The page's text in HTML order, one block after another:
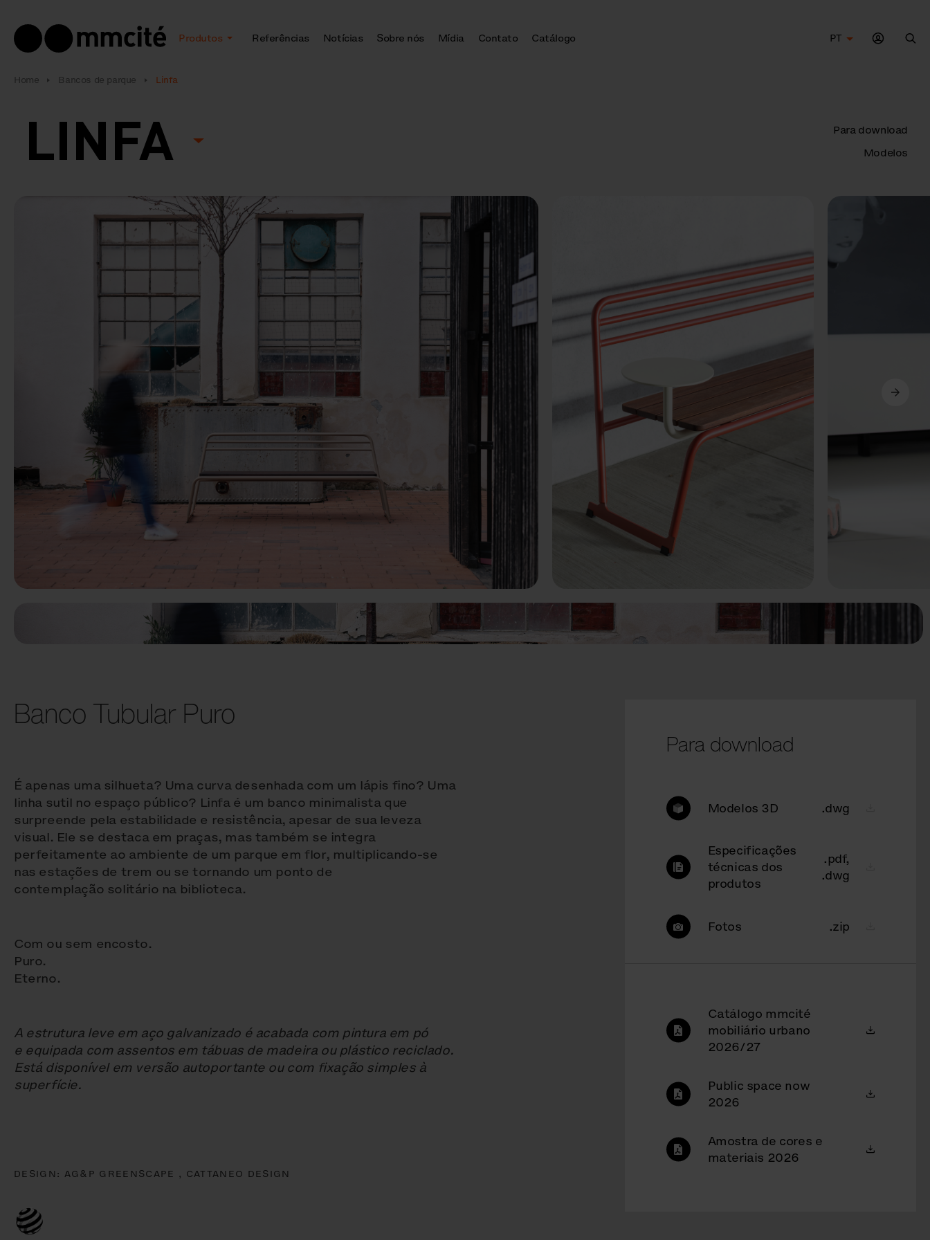
Produtos Referências Notícias Sobre nós Mídia Contato Catálogo
PT
Home Bancos de parque Linfa
LINFA
Para download
Modelos
Anterior Seguinte
Banco Tubular Puro
É apenas uma silhueta? Uma curva desenhada com um lápis fino? Uma
linha sutil no espaço público? Linfa é um banco minimalista que
surpreende pela estabilidade e resistência, apesar de sua leveza
visual. Ele se destaca em praças, mas também se integra
perfeitamente ao ambiente de um parque em flor, multiplicando-se
nas estações de trem ou se tornando um ponto de
contemplação solitário na biblioteca.
Com ou sem encosto.
Puro.
Eterno.
A estrutura leve em aço galvanizado é acabada com pintura em pó
e equipada com assentos em tábuas de madeira ou plástico reciclado.
Está disponível em versão autoportante ou com fixação simples à
superfície.
DESIGN: AG&P GREENSCAPE , CATTANEO DESIGN
Para download
Modelos 3D .dwg
Especificações
técnicas dos
produtos
.pdf,
.dwg
Fotos .zip
Catálogo mmcité
mobiliário urbano
2026/27
Public space now
2026
Amostra de cores e
materiais 2026